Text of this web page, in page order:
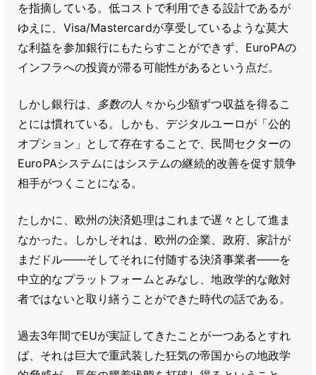
を指摘している。低コストで利用できる設計であるが
ゆえに、Visa/Mastercardが享受しているような莫大
な利益を参加銀行にもたらすことができず、EuroPAの
インフラへの投資が滞る可能性があるという点だ。
しかし銀行は、 多数の人々から少額ずつ収益を得るこ
とには慣れている。しかも、デジタルユーロが「公的
オプション」として存在することで、民間セクターの
EuroPAシステムにはシステムの継続的改善を促す競争
相手がつくことになる。
たしかに、欧州の決済処理はこれまで遅々として進ま
なかった。しかしそれは、欧州の企業、政府、家計が
まだドル――そしてそれに付随する決済事業者――を
中立的なプラットフォームとみなし、地政学的な敵対
者ではないと取り繕うことができた時代の話である。
過去3年間でEUが実証してきたことが一つあるとすれ
ば、それは巨大で重武装した狂気の帝国からの地政学